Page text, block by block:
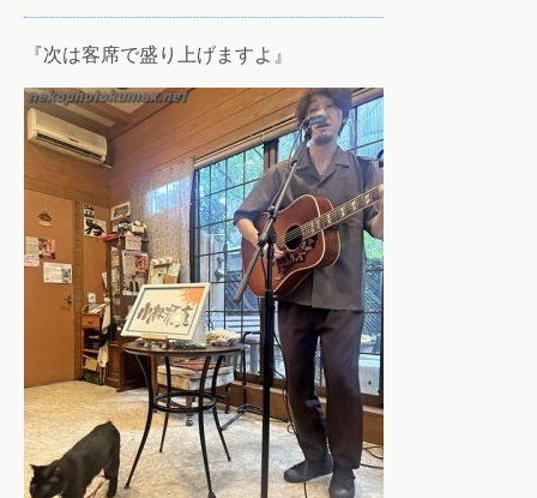
『次は客席で盛り上げますよ』